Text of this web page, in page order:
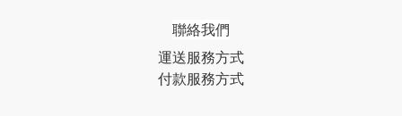
聯絡我們
運送服務方式
付款服務方式